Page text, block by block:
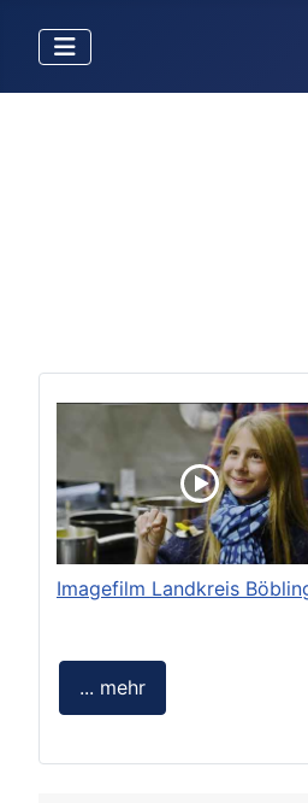
Imagefilm Landkreis
... mehr